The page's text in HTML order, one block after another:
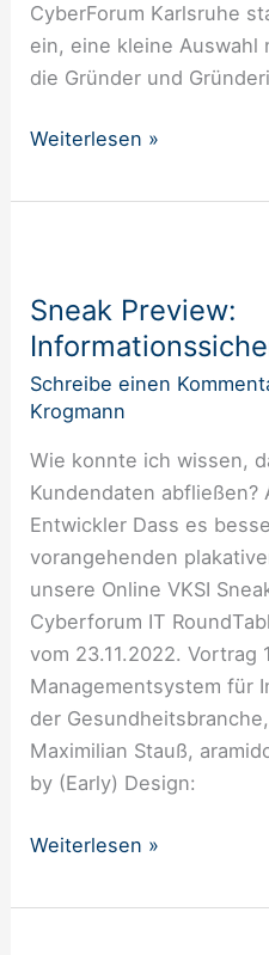
CyberForum Karlsruhe
ein, eine kleine Auswahl
die Gründer und
Weiterlesen »
Sneak Preview:
Schreibe einen
Krogmann
Wie konnte ich wissen,
Kundendaten abfließen?
Entwickler Dass es
vorangehenden
unsere Online VKSI
Cyberforum IT
vom 23.11.2022. Vortrag
Managementsystem für
der
Maximilian Stauß,
by (Early) Design:
Informationssicherheit
Weiterlesen »